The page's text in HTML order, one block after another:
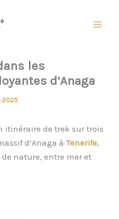
les
d’Anaga
2025
itinéraire de trek sur trois
d’Anaga à Tenerife,
nature, entre mer et